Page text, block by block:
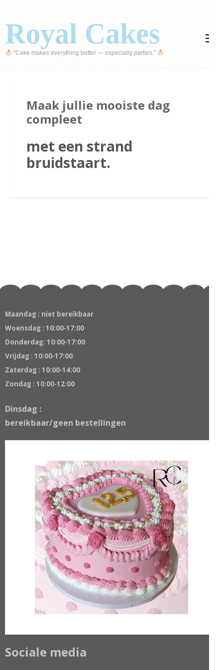
inhoud
(druk
Royal Cakes
"Cake makes everything better — especially parties."
Maak jullie mooiste dag
compleet
met een strand
bruidstaart.
Maandag : niet bereikbaar
Woensdag : 10:00-17:00
Donderdag: 10:00-17:00
Vrijdag : 10:00-17:00
Zaterdag : 10:00-14:00
Zondag : 10:00-12:00
Dinsdag :
bereikbaar/geen bestellingen
Sociale media